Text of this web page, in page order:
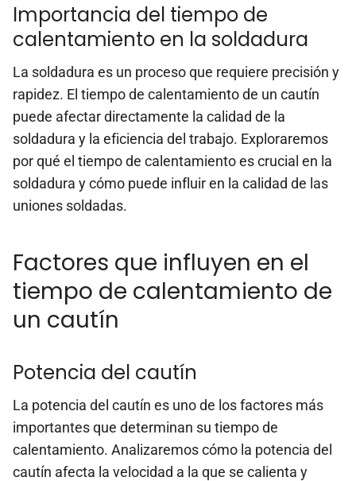
Importancia del tiempo de
calentamiento en la soldadura
La soldadura es un proceso que requiere precisión y
rapidez. El tiempo de calentamiento de un cautín
puede afectar directamente la calidad de la
soldadura y la eficiencia del trabajo. Exploraremos
por qué el tiempo de calentamiento es crucial en la
soldadura y cómo puede influir en la calidad de las
uniones soldadas.
Factores que influyen en el
tiempo de calentamiento de
un cautín
Potencia del cautín
La potencia del cautín es uno de los factores más
importantes que determinan su tiempo de
calentamiento. Analizaremos cómo la potencia del
cautín afecta la velocidad a la que se calienta y